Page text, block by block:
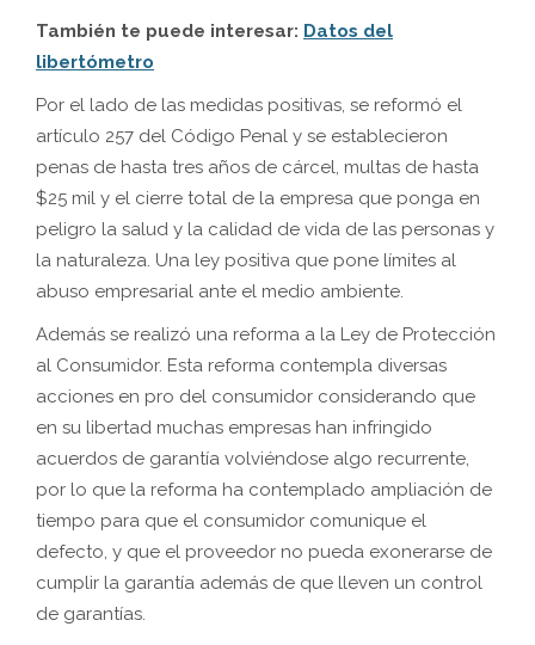
También te puede interesar: Datos del
libertómetro
Por el lado de las medidas positivas, se reformó el
artículo 257 del Código Penal y se establecieron
penas de hasta tres años de cárcel, multas de hasta
$25 mil y el cierre total de la empresa que ponga en
peligro la salud y la calidad de vida de las personas y
la naturaleza. Una ley positiva que pone límites al
abuso empresarial ante el medio ambiente.
Además se realizó una reforma a la Ley de Protección
al Consumidor. Esta reforma contempla diversas
acciones en pro del consumidor considerando que
en su libertad muchas empresas han infringido
acuerdos de garantía volviéndose algo recurrente,
por lo que la reforma ha contemplado ampliación de
tiempo para que el consumidor comunique el
defecto, y que el proveedor no pueda exonerarse de
cumplir la garantía además de que lleven un control
de garantías.